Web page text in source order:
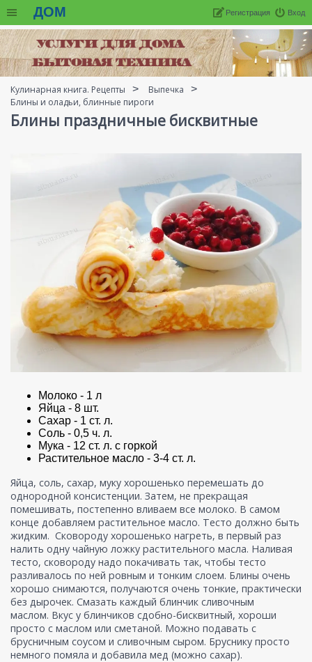
ДОМ Вход
Регистрация
Кулинарная книга. Рецепты
Выпечка
Блины и оладьи, блинные пироги
Блины праздничные бисквитные
Молоко - 1 л
Яйца - 8 шт.
Сахар - 1 ст. л.
Соль - 0,5 ч. л.
Мука - 12 ст. л. с горкой
Растительное масло - 3-4 ст. л.
Яйца, соль, сахар, муку хорошенько перемешать до
однородной консистенции. Затем, не прекращая
помешивать, постепенно вливаем все молоко. В самом
конце добавляем растительное масло. Тесто должно быть
жидким. Сковороду хорошенько нагреть, в первый раз
налить одну чайную ложку растительного масла. Наливая
тесто, сковороду надо покачивать так, чтобы тесто
разливалось по ней ровным и тонким слоем. Блины очень
хорошо снимаются, получаются очень тонкие, практически
без дырочек. Смазать каждый блинчик сливочным
маслом. Вкус у блинчиков сдобно-бисквитный, хороши
просто с маслом или сметаной. Можно подавать с
брусничным соусом и сливочным сыром. Бруснику просто
немного помяла и добавила мед (можно сахар).